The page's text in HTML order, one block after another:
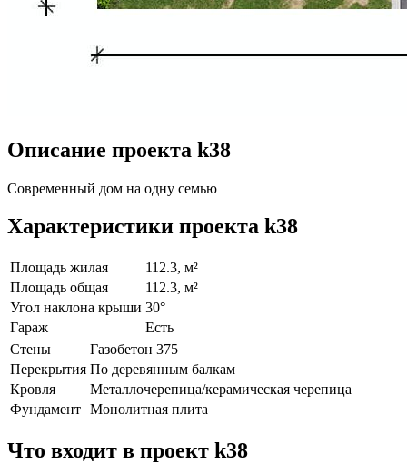
Описание проекта k38
Современный дом на одну семью
Характеристики проекта k38
Площадь жилая
112.3, м²
Площадь общая
112.3, м²
Угол наклона крыши 30°
Гараж
Есть
Стены
Газобетон 375
Перекрытия По деревянным балкам
Кровля
Металлочерепица/керамическая черепица
Фундамент Монолитная плита
Что входит в проект k38